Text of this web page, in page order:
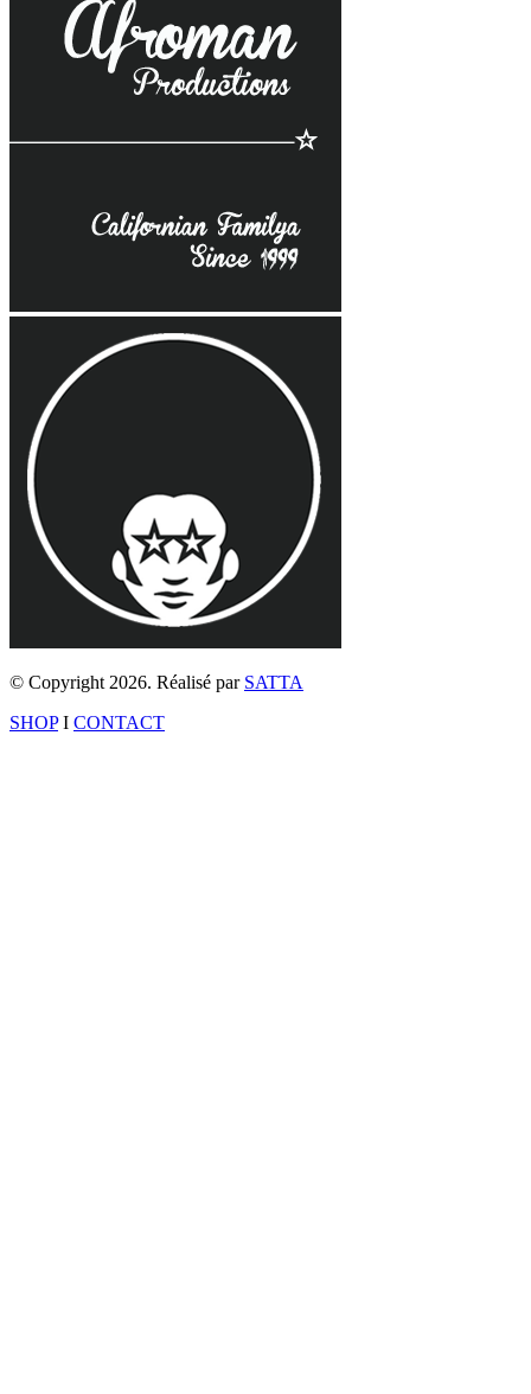
© Copyright 2026. Réalisé par SATTA
SHOPI CONTACT